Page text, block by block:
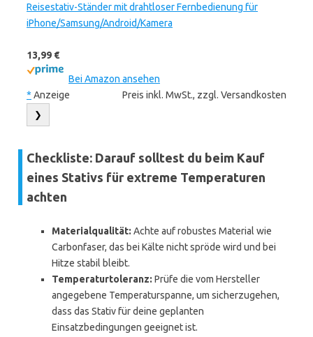
Reisestativ-Ständer mit drahtloser Fernbedienung für
iPhone/Samsung/Android/Kamera
13,99 €
Bei Amazon ansehen
* Anzeige Preis inkl. MwSt., zzgl. Versandkosten
❯
Checkliste: Darauf solltest du beim Kauf
eines Stativs für extreme Temperaturen
achten
Materialqualität: Achte auf robustes Material wie
Carbonfaser, das bei Kälte nicht spröde wird und bei
Hitze stabil bleibt.
Temperaturtoleranz: Prüfe die vom Hersteller
angegebene Temperaturspanne, um sicherzugehen,
dass das Stativ für deine geplanten
Einsatzbedingungen geeignet ist.